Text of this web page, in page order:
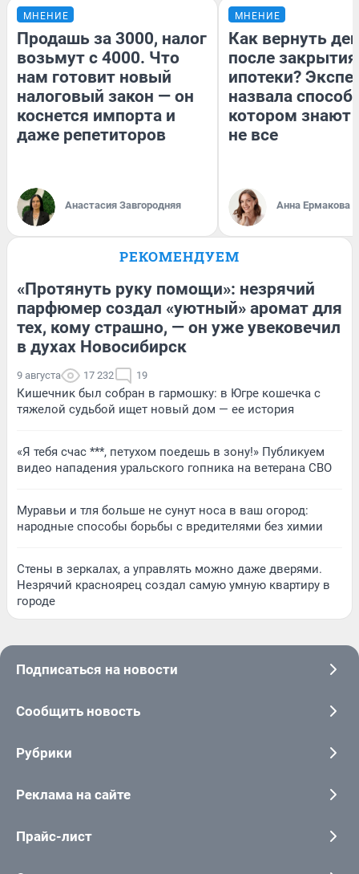
МНЕНИЕ
Продашь за 3000, налог
возьмут с 4000. Что
нам готовит новый
налоговый закон — он
коснется импорта и
даже репетиторов
Анастасия Завгородняя
МНЕНИЕ
Как вернуть
после закрытия
ипотеки?
назвала
котором знают
не все
Анна Ермакова
РЕКОМЕНДУЕМ
«Протянуть руку помощи»: незрячий
парфюмер создал «уютный» аромат для
тех, кому страшно, — он уже увековечил
в духах Новосибирск
9 августа 17 232 19
Кишечник был собран в гармошку: в Югре кошечка с
тяжелой судьбой ищет новый дом — ее история
«Я тебя счас ***, петухом поедешь в зону!» Публикуем
видео нападения уральского гопника на ветерана СВО
Муравьи и тля больше не сунут носа в ваш огород:
народные способы борьбы с вредителями без химии
Стены в зеркалах, а управлять можно даже дверями.
Незрячий красноярец создал самую умную квартиру в
городе
Подписаться на новости
Сообщить новость
Рубрики
Реклама на сайте
Прайс-лист